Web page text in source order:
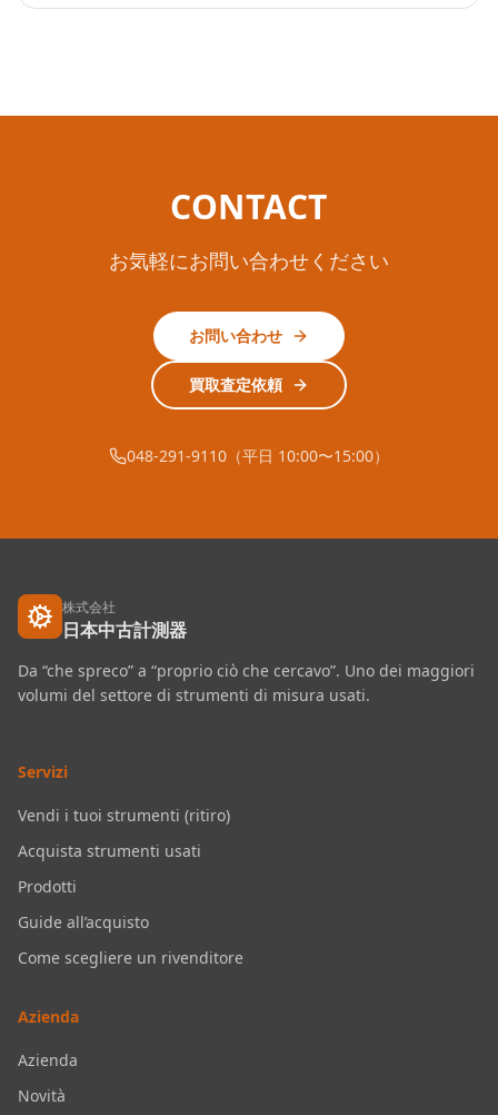
CONTACT
お気軽にお問い合わせください
お問い合わせ
買取査定依頼
048-291-9110（平日 10:00〜15:00）
株式会社
日本中古計測器
Da “che spreco” a “proprio ciò che cercavo”. Uno dei maggiori
volumi del settore di strumenti di misura usati.
Servizi
Vendi i tuoi strumenti (ritiro)
Acquista strumenti usati
Prodotti
Guide all’acquisto
Come scegliere un rivenditore
Azienda
Azienda
Novità